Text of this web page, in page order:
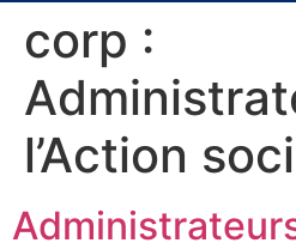
corp :
l’Action